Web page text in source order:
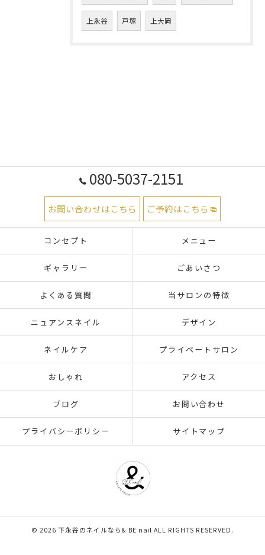
上永谷 戸塚 上大岡
080-5037-2151
お問い合わせはこちら ご予約はこちら
コンセプト メニュー
ギャラリー ごあいさつ
よくある質問 当サロンの特徴
ニュアンスネイル デザイン
ネイルケア プライベートサロン
おしゃれ アクセス
ブログ お問い合わせ
プライバシーポリシー サイトマップ
© 2026 下永谷のネイルなら& BE nail ALL RIGHTS RESERVED.